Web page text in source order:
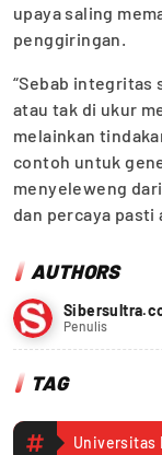
upaya saling
penggiringan.
“Sebab integritas
atau tak di ukur
melainkan
contoh untuk
menyeleweng
dan percaya pasti
AUTHORS
Penulis
TAG